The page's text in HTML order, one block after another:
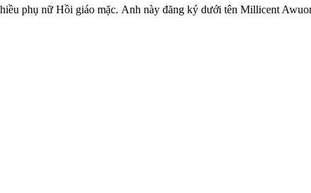
phụ nữ Hồi giáo mặc. Anh này đăng ký dưới tên Millicent